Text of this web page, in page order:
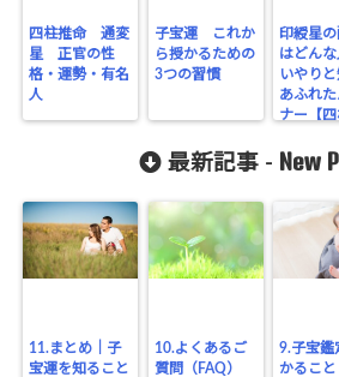
四柱推命 通変
星 正官の性
格・運勢・有名
人
子宝運 これか
ら授かるための
3つの習慣
印綬星
はどん
いやり
あふれ
ナー【
最新記事 - New
11.まとめ｜子
宝運を知ること
10.よくあるご
質問（FAQ）
9.子宝鑑
かること